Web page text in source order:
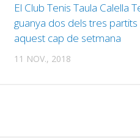
El Club Tenis Taula Calella
guanya dos dels tres
aquest cap de setmana
11 NOV., 2018